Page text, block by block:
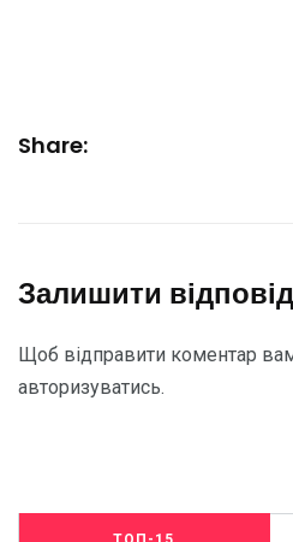
Share:
Залишити
Щоб відправити коментар
авторизуватись.